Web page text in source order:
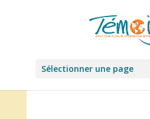
Sélectionner une page